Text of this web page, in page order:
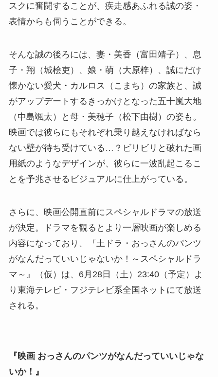
スクに奮闘することが、疾走感あふれる誠の姿・
表情からも伺うことができる。
そんな誠の後ろには、妻・美香（富田靖子）、息
子・翔（城桧吏）、娘・萌（大原梓）、誠にだけ
懐かない愛犬・カルロス（こまち）の家族と、誠
がアップデートするきっかけとなった五十嵐大地
（中島颯太）と母・美穂子（松下由樹）の姿も。
映画では彼らにもそれぞれ乗り越えなければなら
ない壁が待ち受けている…？ビリビリと破れた画
用紙のようなデザインが、彼らに一波乱起こるこ
とを予兆させるビジュアルに仕上がっている。
さらに、映画公開直前にスペシャルドラマの放送
が決定。ドラマを観るとより一層映画が楽しめる
内容になっており、『土ドラ・おっさんのパンツ
がなんだっていいじゃないか！～スペシャルドラ
マ～』（仮）は、6月28日（土）23:40（予定）よ
り東海テレビ・フジテレビ系全国ネットにて放送
される。
『映画 おっさんのパンツがなんだっていいじゃな
いか！』